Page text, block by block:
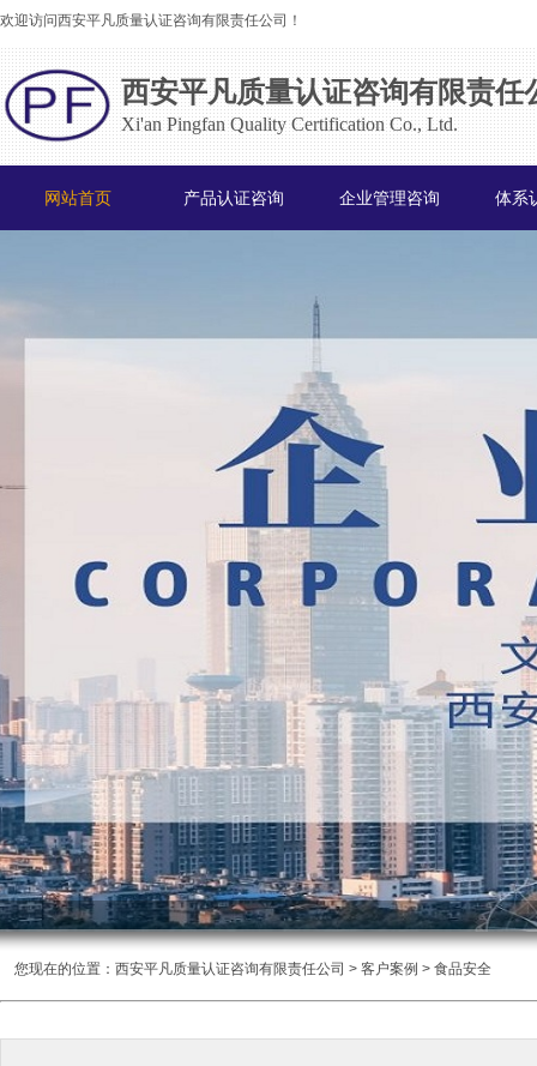
网站首页 产品认证咨询 企业管理咨询 体系
欢迎访问西安平凡质量认证咨询有限责任公司！
西安平凡质量认证咨询有限责任
Xi'an Pingfan Quality Certification Co., Ltd.
您现在的位置： 西安平凡质量认证咨询有限责任公司 > 客户案例 > 食品安全